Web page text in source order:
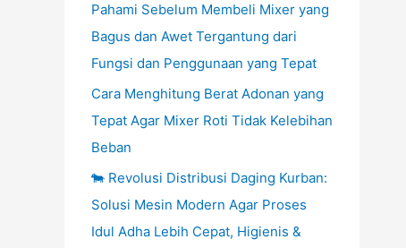
Pahami Sebelum Membeli Mixer yang
Bagus dan Awet Tergantung dari
Fungsi dan Penggunaan yang Tepat
Cara Menghitung Berat Adonan yang
Tepat Agar Mixer Roti Tidak Kelebihan
Beban
🐄 Revolusi Distribusi Daging Kurban:
Solusi Mesin Modern Agar Proses
Idul Adha Lebih Cepat, Higienis &